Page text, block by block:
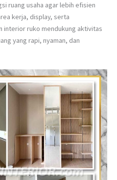
ruang usaha agar lebih efisien
kerja, display, serta
interior ruko mendukung aktivitas
yang rapi, nyaman, dan